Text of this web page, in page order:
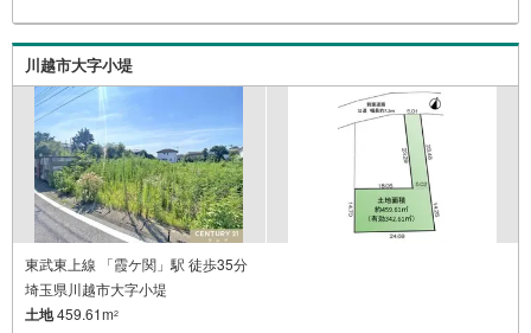
川越市大字小堤
東武東上線 「霞ケ関」駅 徒歩35分
埼玉県川越市大字小堤
土地459.61m2